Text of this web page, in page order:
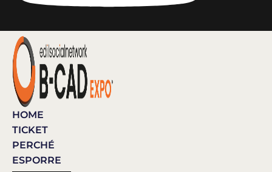
HOME
TICKET
PERCHÉ
ESPORRE